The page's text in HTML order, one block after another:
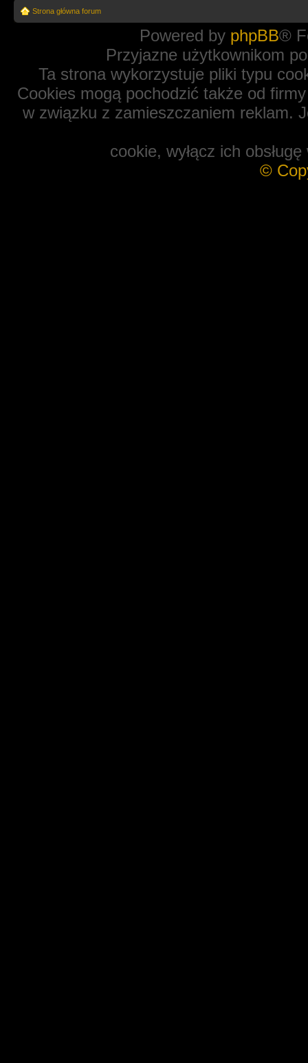
Strona główna forum
Powered by phpBB®
Przyjazne użytkownikom
Ta strona wykorzystuje pliki typu
Cookies mogą pochodzić także od
w związku z zamieszczaniem reklam.
cookie, wyłącz ich
©